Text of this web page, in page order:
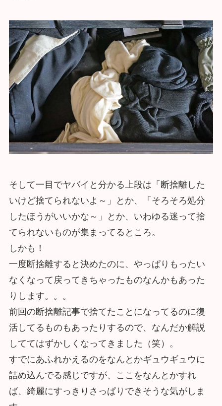
そして一目でヤバイと分かる上段は「断捨離した
いけど捨てられないよ～」とか、「そろそろ処分
したほうがいいかな～」とか、いわゆる迷って捨
てられないものが集まってるところ。
しかも！
一度断捨離すると決めたのに、やっぱりもったい
なくなって戻ってきちゃったものなんかもあった
りします。。。
前回の断捨離記事で捨てたことになってるのに復
活してるものもあったりするので、なんだか解説
しててはずかしくなってきました（笑）。
すでにあふれかえるのをなんとかギュウギュウに
詰め込んでる感じですが、ここをなんとかすれ
ば、綺麗にすっきりさっぱりできそうな気がしま